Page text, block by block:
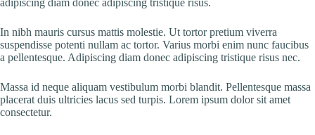
adipiscing diam donec adipiscing tristique risus.
In nibh mauris cursus mattis molestie. Ut tortor pretium viverra
suspendisse potenti nullam ac tortor. Varius morbi enim nunc faucibus
a pellentesque. Adipiscing diam donec adipiscing tristique risus nec.
Massa id neque aliquam vestibulum morbi blandit. Pellentesque massa
placerat duis ultricies lacus sed turpis. Lorem ipsum dolor sit amet
consectetur.